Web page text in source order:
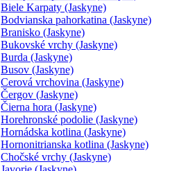
Biele Karpaty (Jaskyne)
Bodvianska pahorkatina (Jaskyne)
Branisko (Jaskyne)
Bukovské vrchy (Jaskyne)
Burda (Jaskyne)
Busov (Jaskyne)
Cerová vrchovina (Jaskyne)
Čergov (Jaskyne)
Čierna hora (Jaskyne)
Horehronské podolie (Jaskyne)
Hornádska kotlina (Jaskyne)
Hornonitrianska kotlina (Jaskyne)
Chočské vrchy (Jaskyne)